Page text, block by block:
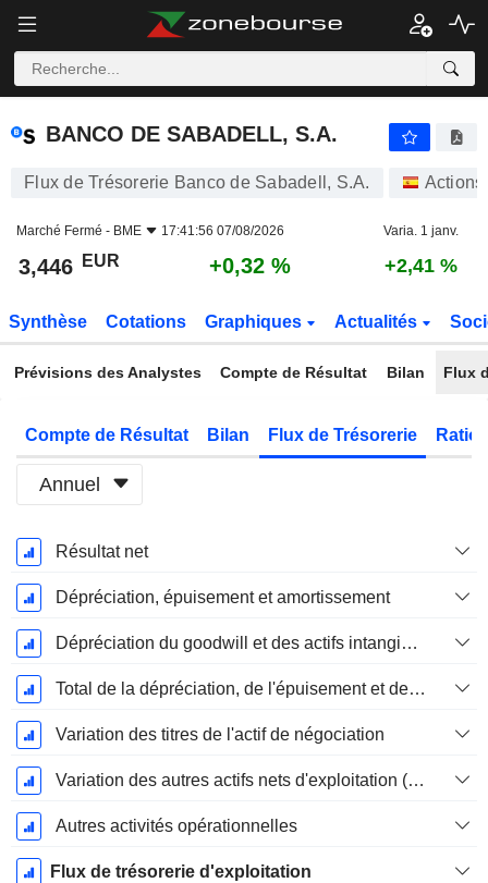
BANCO DE SABADELL, S.A.
BANCO DE SABADELL, S.A.
Flux de Trésorerie Banco de Sabadell, S.A. Actions
Marché Fermé - BME 17:41:56 07/08/2026 Varia. 1 janv.
3,446 EUR +0,32 % +2,41 %
Synthèse Cotations Graphiques Actualités
Prévisions des Analystes Compte de Résultat Bilan Flux
Compte de Résultat Bilan Flux de Trésorerie
Annuel
Période
Fiscale:
Décembre
Résultat net
Dépréciation, épuisement et amortissement
Dépréciation du goodwill et des actifs intangibles
Total de la dépréciation, de l'épuisement et de l'amortissement
Variation des titres de l'actif de négociation
Variation des autres actifs nets d'exploitation (perçus)
Autres activités opérationnelles
Flux de trésorerie d'exploitation